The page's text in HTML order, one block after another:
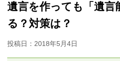
遺言を作っても「遺言
る？対策は？
投稿日： 2018年5月4日